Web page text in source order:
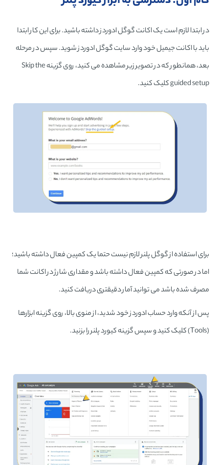
در ابتدا لازم است یک اکانت گوگل ادوردز داشته باشید. برای این کار ابتدا
باید با اکانت جیمیل خود وارد سایت گوگل ادوردز شوید. سپس در مرحله
بعد، همانطور که در تصویر زیر مشاهده می کنید، روی گزینه Skip the
guided setup کلیک کنید.
برای استفاده از گوگل پلنر لازم نیست حتما یک کمپین فعال داشته باشید؛
اما در صورتی که کمپین فعال داشته باشد و مقداری شارژ در اکانت شما
مصرف شده باشد می توانید آمار دقیقتری دریافت کنید.
پس از آنکه وارد حساب ادوردز خود شدید، از منوی بالا، روی گزینه ابزارها
(Tools) کلیک کنید و سپس گزینه کیورد پلنر را بزنید.